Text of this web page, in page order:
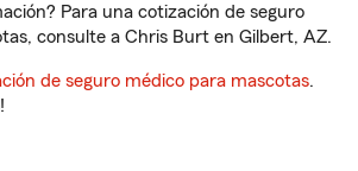
Para una cotización de seguro
consulte a Chris Burt en Gilbert, AZ.
de seguro médico para mascotas.